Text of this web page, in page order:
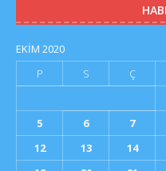
EKIM 2020
P
S Ç
5
6 7
12
13 14